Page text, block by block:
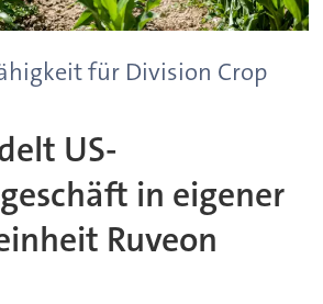
für Division Crop
US-
in eigener
Ruveon